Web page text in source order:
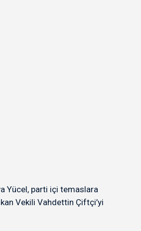
Yücel, parti içi temaslara
Vekili Vahdettin Çiftçi’yi